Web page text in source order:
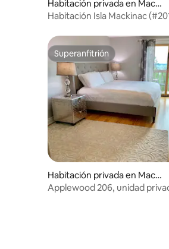
Habitación privada en Macki
nac Island
Habitación Isla Mackinac
Superanfitrión
Superanfitrión
Habitación privada en Macki
nac Island
Applewood 206, unidad